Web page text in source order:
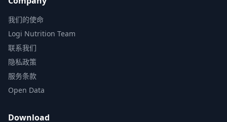
我们的使命
Logi Nutrition Team
联系我们
隐私政策
服务条款
Open Data
Download